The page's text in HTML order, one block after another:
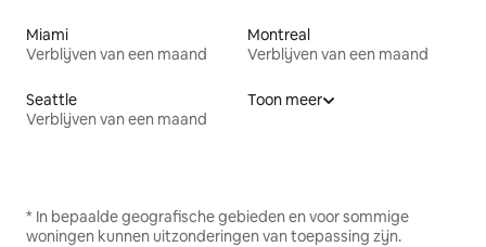
Miami
Verblijven van een maand
Montreal
Verblijven van een maand
Seattle
Verblijven van een maand
Toon meer
* In bepaalde geografische gebieden en voor sommige
woningen kunnen uitzonderingen van toepassing zijn.